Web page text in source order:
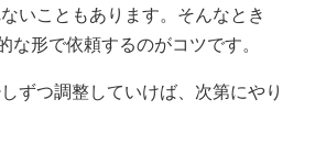
いこともあります。そんなとき
形で依頼するのがコツです。
ずつ調整していけば、次第にやり